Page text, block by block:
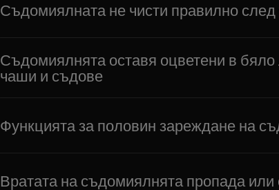
Съдомиялната не чисти правилно след
Съдомиялнята оставя оцветени в бяло
чаши и съдове
Функцията за половин зареждане на
Вратата на съдомиялнята пропада или